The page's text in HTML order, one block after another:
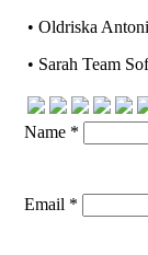
• Oldriska
• Sarah Team
Name *
Email *